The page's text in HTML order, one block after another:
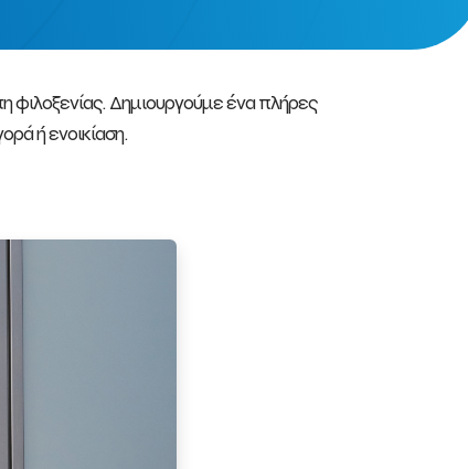
φιλοξενίας. Δημιουργούμε ένα πλήρες
ή ενοικίαση.